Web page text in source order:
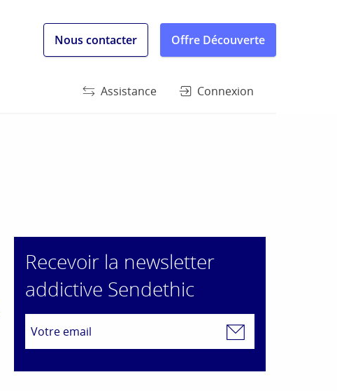
Nous contacter Offre Découverte
Assistance Connexion
Recevoir la newsletter
addictive Sendethic